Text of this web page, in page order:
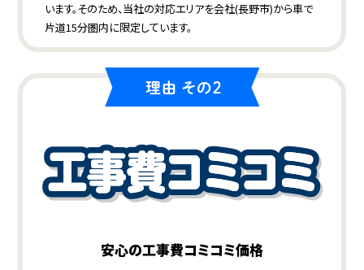
います。そのため、当社の対応エリアを会社(長野市)から車で
片道15分圏内に限定しています。
安心の工事費コミコミ価格